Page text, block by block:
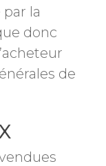
la
donc
de